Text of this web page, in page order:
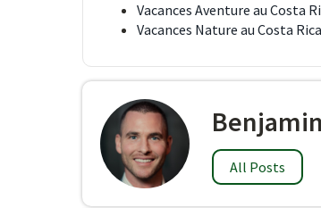
Vacances Aventure au Costa
Vacances Nature au Costa
All Posts